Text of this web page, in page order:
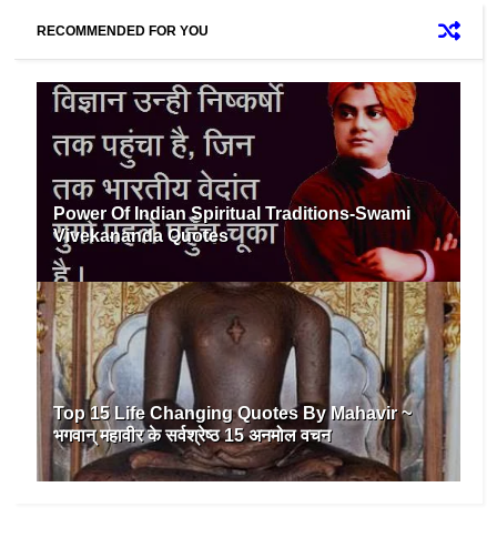
RECOMMENDED FOR YOU
Power Of Indian Spiritual Traditions-Swami
Vivekananda Quotes
Top 15 Life Changing Quotes By Mahavir ~
भगवान् महावीर के सर्वश्रेष्ठ 15 अनमोल वचन